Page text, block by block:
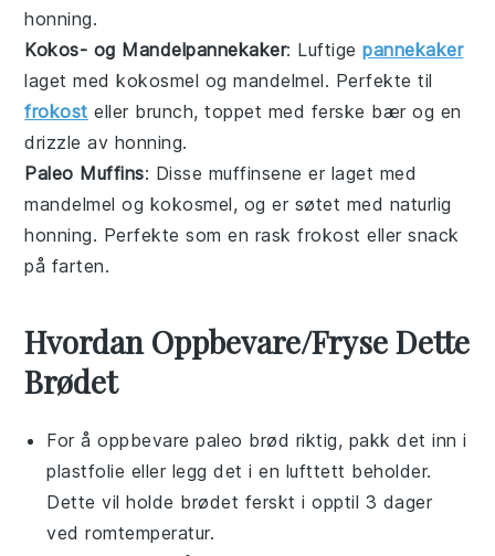
honning.
Kokos- og Mandelpannekaker: Luftigepannekaker
laget medkokosmel ogmandelmel. Perfekte til
frokost eller brunch, toppet med ferske bær og en
drizzle av honning.
Paleo Muffins: Disse muffinsene er laget med
mandelmel og kokosmel, og er søtet med naturlig
honning. Perfekte som en raskfrokost ellersnack
på farten.
Hvordan Oppbevare/Fryse Dette
Brødet
For å oppbevarepaleo brød riktig, pakk det inn i
plastfolie eller legg det i en lufttett beholder.
Dette vil holde brødet ferskt i opptil 3 dager
ved romtemperatur.